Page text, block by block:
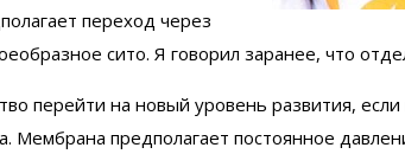
переход через
сито. Я говорил заранее, что
перейти на новый уровень развития,
Мембрана предполагает постоянное